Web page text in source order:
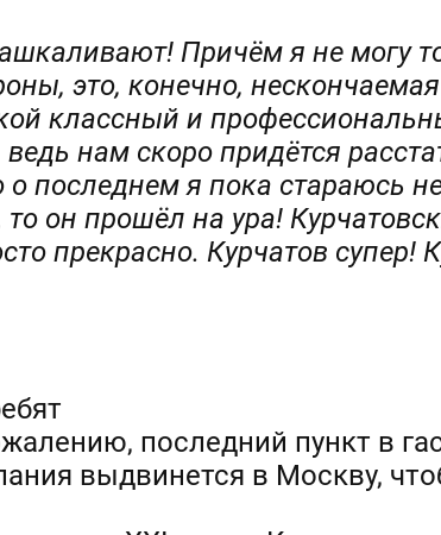
Причём я не могу
это, конечно,
классный и
нам скоро придётся
последнем я пока стараюсь
то он прошёл на ура!
прекрасно. Курчатов супер!
последний пункт в
выдвинется в Москву,